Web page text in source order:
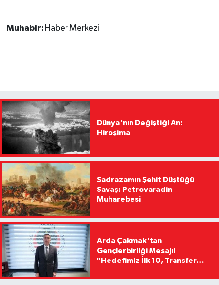
Muhabir: Haber Merkezi
Dünya'nın Değiştiği An:
Hiroşima
Sadrazamın Şehit Düştüğü
Savaş: Petrovaradin
Muharebesi
Arda Çakmak'tan
Gençlerbirliği Mesajı!
"Hedefimiz İlk 10, Transfer
Kaldıracağız"